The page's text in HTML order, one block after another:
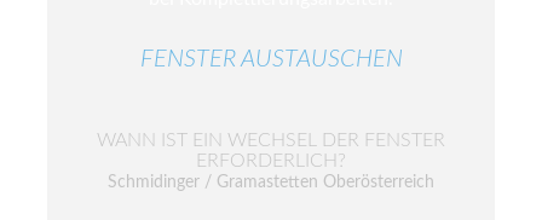
FENSTER AUSTAUSCHEN
WANN IST EIN WECHSEL DER FENSTER
ERFORDERLICH?
Schmidinger / Gramastetten Oberösterreich